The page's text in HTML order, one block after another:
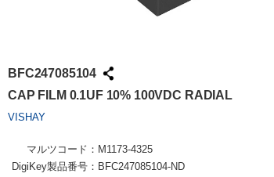
BFC247085104
CAP FILM 0.1UF 10% 100VDC RADIAL
VISHAY
マルツコード： M1173-4325
DigiKey製品番号： BFC247085104-ND